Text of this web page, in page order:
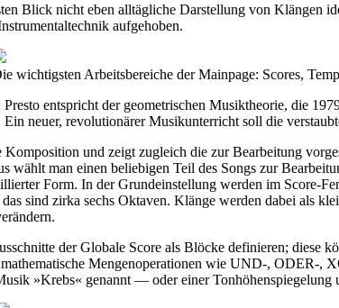
Blick nicht eben alltägliche Darstellung von Klängen
aufgehoben.
wichtigsten Arbeitsbereiche der Mainpage: Scores,
entspricht der geometrischen Musiktheorie, die
neuer, revolutionärer Musikunterricht soll die
Komposition und zeigt zugleich die zur Bearbeitung
wählt man einen beliebigen Teil des Songs zur
Form. In der Grundeinstellung werden im Score-
sind zirka sechs Oktaven. Klänge werden dabei als
der Globale Score als Blöcke definieren;
Mengenoperationen wie UND-, ODER-,
»Krebs« genannt — oder einer Tonhöhenspiegelung